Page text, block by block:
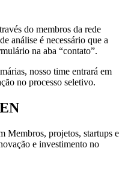
do membros da rede
análise é necessário que a
na aba “contato”.
nosso time entrará em
no processo seletivo.
Membros, projetos, startups e
e investimento no